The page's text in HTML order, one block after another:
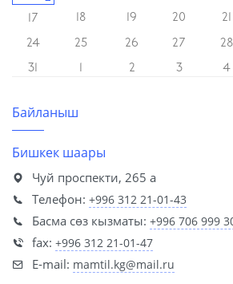
17 18 19 20 21
24
25 26 27 28
31
2 3 4
Байланыш
Бишкек шаары
Чуй проспекти, 265 а
Телефон: +996 312 21-01-43
Басма сөз кызматы: +996 706 999
fax: +996 312 21-01-47
E-mail: mamtil.kg@mail.ru